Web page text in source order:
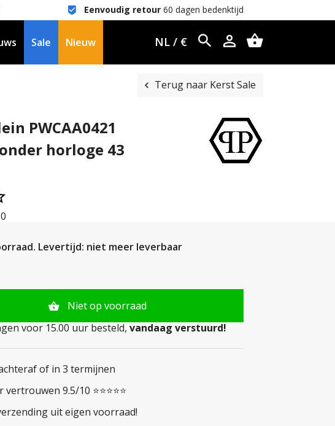
Eenvoudig retour60 dagen bedenktijd
Sale Nieuw NL / €
Terug naar Kerst Sale
PWCAA0421
horloge 43
0
Levertijd: niet meer leverbaar
Niet op voorraad
voor 15.00 uur besteld, vandaag verstuurd!
of in 3 termijnen
vertrouwen 9.5/10 ⭐⭐⭐⭐⭐
uit eigen voorraad!